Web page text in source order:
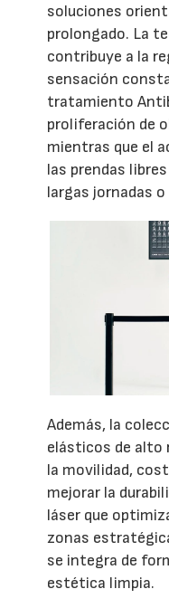
soluciones
prolongado. La
contribuye a la
sensación
tratamiento
proliferación de
mientras que el
las prendas
largas jornadas
Además, la
elásticos de alto
la movilidad,
mejorar la
láser que
zonas
se integra de
estética limpia.